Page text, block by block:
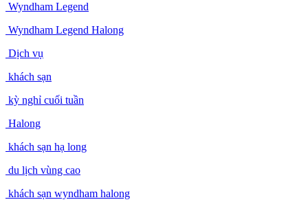
Wyndham Legend
Wyndham Legend Halong
Dịch vụ
khách sạn
kỳ nghỉ cuối tuần
Halong
khách sạn hạ long
du lịch vùng cao
khách sạn wyndham halong